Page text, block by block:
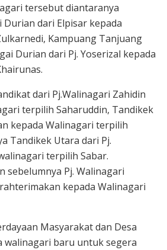
tersebut diantaranya
Durian dari Elpisar kepada
Kampuang Tanjuang
Durian dari Pj. Yoserizal kepada
dari Pj.Walinagari Zahidin
terpilih Saharuddin, Tandikek
kepada Walinagari terpilih
Tandikek Utara dari Pj.
terpilih Sabar.
sebelumnya Pj. Walinagari
kepada Walinagari
Masyarakat dan Desa
walinagari baru untuk segera